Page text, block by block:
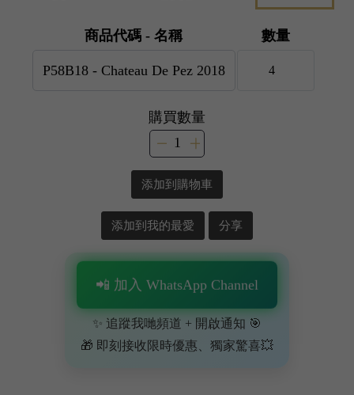
商品代碼 - 名稱 數量
購買數量
添加到購物車
添加到我的最愛 分享
📲 加入 WhatsApp Channel
✨ 追蹤我哋頻道 + 開啟通知 🎯
🎁 即刻接收限時優惠、獨家驚喜💥